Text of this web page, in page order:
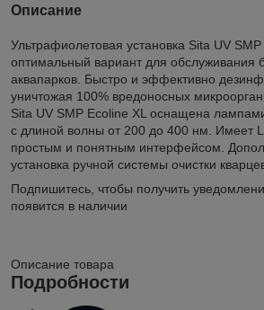
Описание
Ультрафиолетовая установка Sita UV
оптимальный вариант для обслуживания
аквапарков. Быстро и эффективно
уничтожая 100% вредоносных
Sita UV SMP Ecoline XL оснащена
с длиной волны от 200 до 400 нм. Имеет
простым и понятным интерфейсом.
установка ручной системы очистки
Подпишитесь, чтобы получить
появится в наличии
Описание товара
Подробности